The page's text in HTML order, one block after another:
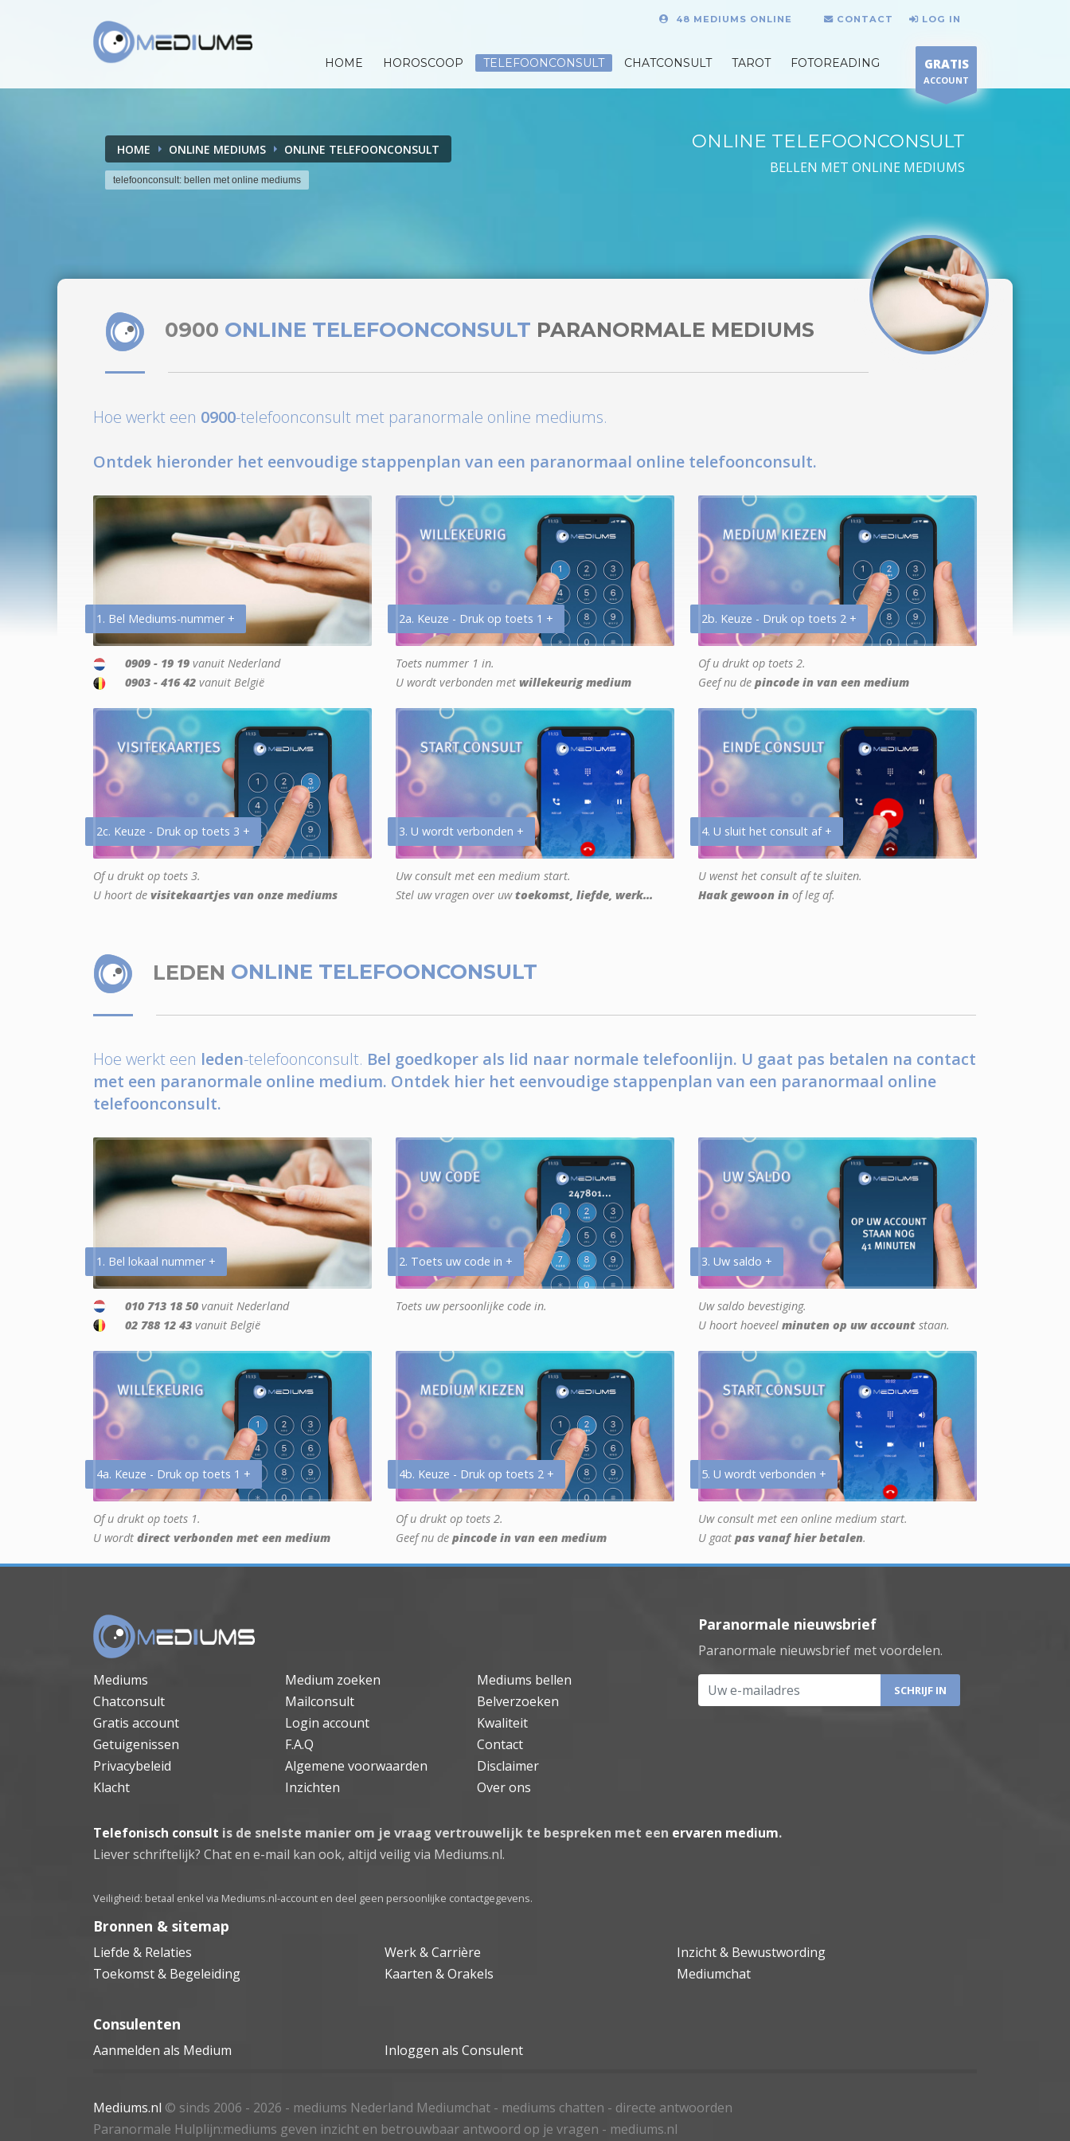
48 MEDIUMS ONLINE CONTACT LOG IN
HOME HOROSCOOP TELEFOONCONSULT CHATCONSULT TAROT FOTOREADING GRATIS
ACCOUNT
HOME ONLINE MEDIUMS ONLINE TELEFOONCONSULT
telefoonconsult: bellen met online mediums
ONLINE TELEFOONCONSULT
BELLEN MET ONLINE MEDIUMS
0900 ONLINE TELEFOONCONSULT PARANORMALE MEDIUMS
Hoe werkt een 0900-telefoonconsult met paranormale online mediums.
Ontdek hieronder het eenvoudige stappenplan van een paranormaal online telefoonconsult.
1. Bel Mediums-nummer +
0909 - 19 19 vanuit Nederland
0903 - 416 42 vanuit België
2a. Keuze - Druk op toets 1 +
Toets nummer 1 in.
U wordt verbonden met willekeurig medium
2b. Keuze - Druk op toets 2 +
Of u drukt op toets 2.
Geef nu de pincode in van een medium
2c. Keuze - Druk op toets 3 +
Of u drukt op toets 3.
U hoort de visitekaartjes van onze mediums
3. U wordt verbonden +
Uw consult met een medium start.
Stel uw vragen over uwtoekomst, liefde, werk...
4. U sluit het consult af +
U wenst het consult af te sluiten.
Haak gewoon in of leg af.
LEDEN ONLINE TELEFOONCONSULT
Hoe werkt een leden-telefoonconsult. Bel goedkoper als lid naar normale telefoonlijn. U gaat pas betalen na contact
met een paranormale online medium. Ontdek hier het eenvoudige stappenplan van een paranormaal online
telefoonconsult.
1. Bel lokaal nummer +
010 713 18 50 vanuit Nederland
02 788 12 43 vanuit België
2. Toets uw code in +
Toets uw persoonlijke code in.
3. Uw saldo +
Uw saldo bevestiging.
U hoort hoeveel minuten op uw account staan.
4a. Keuze - Druk op toets 1 +
Of u drukt op toets 1.
U wordt direct verbonden met een medium
4b. Keuze - Druk op toets 2 +
Of u drukt op toets 2.
Geef nu de pincode in van een medium
5. U wordt verbonden +
Uw consult met een online medium start.
U gaat pas vanaf hier betalen.
Mediums Medium zoeken
Mediums bellen
Chatconsult
Mailconsult
Belverzoeken
Gratis account
Login account
Kwaliteit
Getuigenissen
F.A.Q
Contact
Privacybeleid
Algemene voorwaarden
Disclaimer
Klacht
Inzichten Over ons
Paranormale nieuwsbrief
Paranormale nieuwsbrief met voordelen.
Uw e-mailadres
Telefonisch consult is de snelste manier om je vraag vertrouwelijk te bespreken met een ervaren medium.
Liever schriftelijk? Chat en e-mail kan ook, altijd veilig via Mediums.nl.
Veiligheid: betaal enkel via Mediums.nl-account en deel geen persoonlijke contactgegevens.
Bronnen & sitemap
Liefde & Relaties Werk & Carrière
Inzicht & Bewustwording
Toekomst & Begeleiding
Kaarten & Orakels Mediumchat
Consulenten
Aanmelden als Medium Inloggen als Consulent
Mediums.nl © sinds 2006 - 2026 - mediums Nederland Mediumchat - mediums chatten - directe antwoorden
Paranormale Hulplijn:mediums geven inzicht en betrouwbaar antwoord op je vragen - mediums.nl